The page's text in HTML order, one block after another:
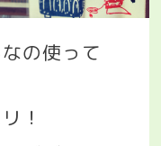
の使って
！